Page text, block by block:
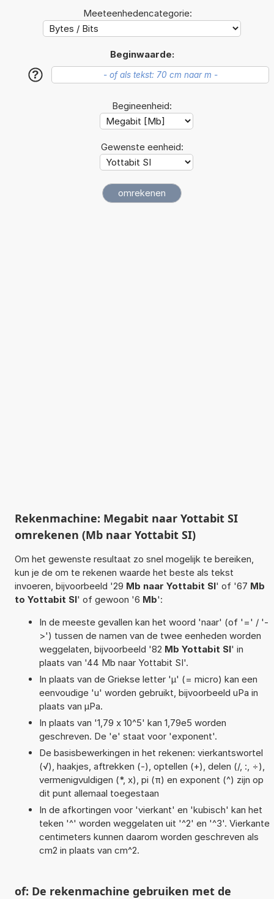
Meeteenhedencategorie:
Beginwaarde:
?
Begineenheid:
Gewenste eenheid:
Rekenmachine: Megabit naar Yottabit SI
omrekenen (Mb naar Yottabit SI)
Om het gewenste resultaat zo snel mogelijk te bereiken,
kun je de om te rekenen waarde het beste als tekst
invoeren, bijvoorbeeld '29 Mb naar Yottabit SI' of '67 Mb
to Yottabit SI' of gewoon '6 Mb':
In de meeste gevallen kan het woord 'naar' (of '=' / '-
>') tussen de namen van de twee eenheden worden
weggelaten, bijvoorbeeld '82 Mb Yottabit SI' in
plaats van '44 Mb naar Yottabit SI'.
In plaats van de Griekse letter 'µ' (= micro) kan een
eenvoudige 'u' worden gebruikt, bijvoorbeeld uPa in
plaats van µPa.
In plaats van '1,79 x 10^5' kan 1,79e5 worden
geschreven. De 'e' staat voor 'exponent'.
De basisbewerkingen in het rekenen: vierkantswortel
(√), haakjes, aftrekken (-), optellen (+), delen (/, :, ÷),
vermenigvuldigen (*, x), pi (π) en exponent (^) zijn op
dit punt allemaal toegestaan
In de afkortingen voor 'vierkant' en 'kubisch' kan het
teken '^' worden weggelaten uit '^2' en '^3'. Vierkante
centimeters kunnen daarom worden geschreven als
cm2 in plaats van cm^2.
of: De rekenmachine gebruiken met de